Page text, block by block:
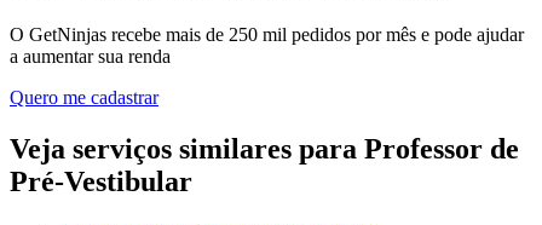
O GetNinjas recebe mais de 250 mil pedidos por mês e pode ajudar
a aumentar sua renda
Quero me cadastrar
Veja serviços similares para Professor de
Pré-Vestibular